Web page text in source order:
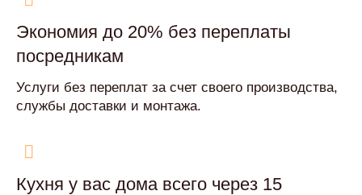
Экономия до 20% без переплаты
посредникам
Услуги без переплат за счет своего производства,
службы доставки и монтажа.
Кухня у вас дома всего через 15